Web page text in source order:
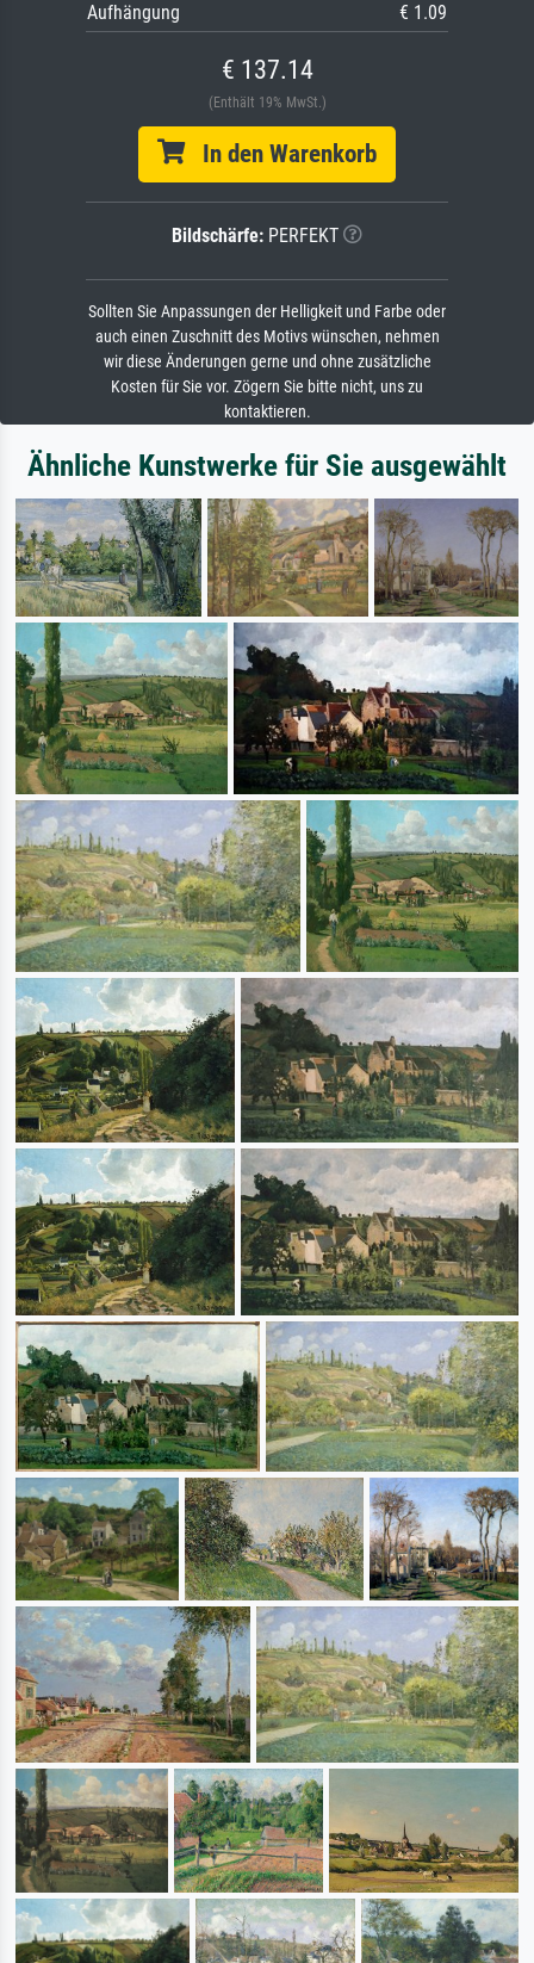
Aufhängung € 1.09
€ 137.14
(Enthält 19% MwSt.)
In den Warenkorb
Bildschärfe: PERFEKT
Sollten Sie Anpassungen der Helligkeit und Farbe oder
auch einen Zuschnitt des Motivs wünschen, nehmen
wir diese Änderungen gerne und ohne zusätzliche
Kosten für Sie vor. Zögern Sie bitte nicht, uns zu
kontaktieren.
Ähnliche Kunstwerke für Sie ausgewählt